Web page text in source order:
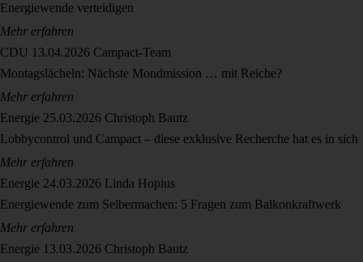
Energiewende verteidigen
Mehr erfahren
CDU 13.04.2026 Campact-Team
Montagslächeln: Nächste Mondmission … mit Reiche?
Mehr erfahren
Energie 25.03.2026 Christoph Bautz
Lobbycontrol und Campact – diese exklusive Recherche hat es in sich
Mehr erfahren
Energie 24.03.2026 Linda Hopius
Energiewende zum Selbermachen: 5 Fragen zum Balkonkraftwerk
Mehr erfahren
Energie 13.03.2026 Christoph Bautz